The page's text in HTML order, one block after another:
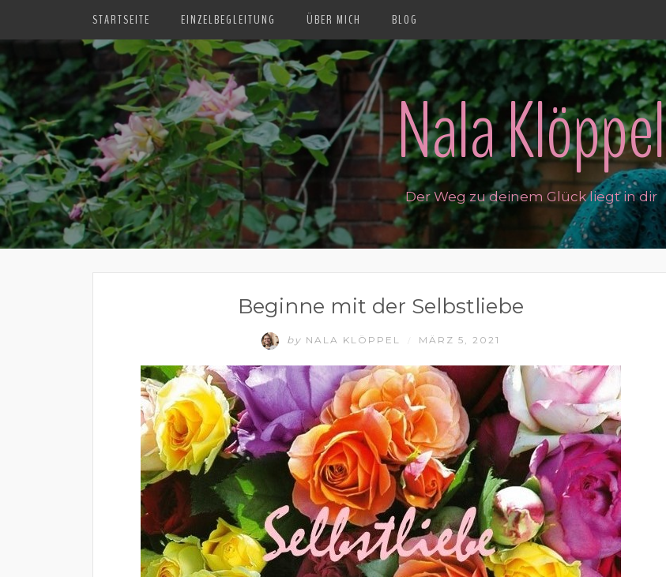
STARTSEITE EINZELBEGLEITUNG ÜBER MICH BLOG
Nala Klöppel
Der Weg zu deinem Glück liegt in dir
Beginne mit der Selbstliebe
by NALA KLÖPPEL MÄRZ 5, 2021